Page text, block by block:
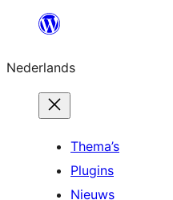
de
inhoud
Nederlands
Thema’s
Plugins
Nieuws